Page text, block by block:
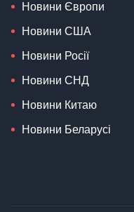
Новини Європи
Новини США
Новини Росії
Новини СНД
Новини Китаю
Новини Беларусі